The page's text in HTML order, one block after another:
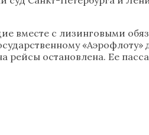
вместе с лизинговыми
остановлена. Ее